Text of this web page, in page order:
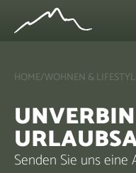
HOME/WOHNEN &
Senden Sie uns eine